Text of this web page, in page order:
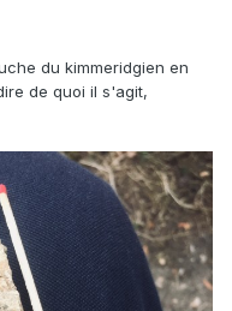
du kimmeridgien en
de quoi il s'agit,